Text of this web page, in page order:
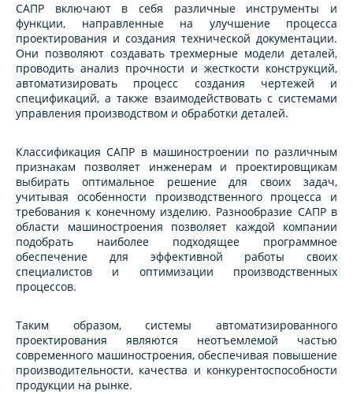
САПР включают в себя различные инструменты и
функции, направленные на улучшение процесса
проектирования и создания технической документации.
Они позволяют создавать трехмерные модели деталей,
проводить анализ прочности и жесткости конструкций,
автоматизировать процесс создания чертежей и
спецификаций, а также взаимодействовать с системами
управления производством и обработки деталей.
Классификация САПР в машиностроении по различным
признакам позволяет инженерам и проектировщикам
выбирать оптимальное решение для своих задач,
учитывая особенности производственного процесса и
требования к конечному изделию. Разнообразие САПР в
области машиностроения позволяет каждой компании
подобрать наиболее подходящее программное
обеспечение для эффективной работы своих
специалистов и оптимизации производственных
процессов.
Таким образом, системы автоматизированного
проектирования являются неотъемлемой частью
современного машиностроения, обеспечивая повышение
производительности, качества и конкурентоспособности
продукции на рынке.